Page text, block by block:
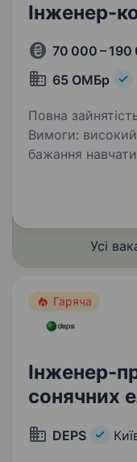
Інженер-
70 000 – 190
65 ОМБр
Повна
Вимоги: високий рівень мотивації та постійне
бажання навчатись і
Усі
Гаряча
Інженер-
сонячних
DEPS